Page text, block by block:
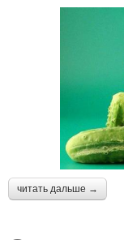
читать дальше →